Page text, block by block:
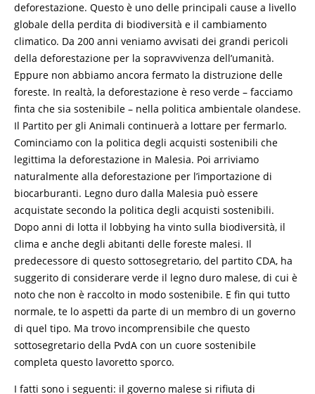
deforestazione. Questo è uno delle principali cause a livello
globale della perdita di biodiversità e il cambiamento
climatico. Da 200 anni veniamo avvisati dei grandi pericoli
della deforestazione per la sopravvivenza dell’umanità.
Eppure non abbiamo ancora fermato la distruzione delle
foreste. In realtà, la deforestazione è reso verde – facciamo
finta che sia sostenibile – nella politica ambientale olandese.
Il Partito per gli Animali continuerà a lottare per fermarlo.
Cominciamo con la politica degli acquisti sostenibili che
legittima la deforestazione in Malesia. Poi arriviamo
naturalmente alla deforestazione per l’importazione di
biocarburanti. Legno duro dalla Malesia può essere
acquistate secondo la politica degli acquisti sostenibili.
Dopo anni di lotta il lobbying ha vinto sulla biodiversità, il
clima e anche degli abitanti delle foreste malesi. Il
predecessore di questo sottosegretario, del partito CDA, ha
suggerito di considerare verde il legno duro malese, di cui è
noto che non è raccolto in modo sostenibile. E fin qui tutto
normale, te lo aspetti da parte di un membro di un governo
di quel tipo. Ma trovo incomprensibile che questo
sottosegretario della PvdA con un cuore sostenibile
completa questo lavoretto sporco.
I fatti sono i seguenti: il governo malese si rifiuta di